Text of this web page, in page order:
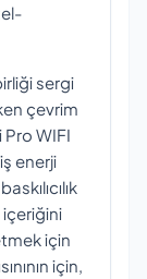
sergi
çevrim
Pro WIFI
enerji
içeriğini
için
için,